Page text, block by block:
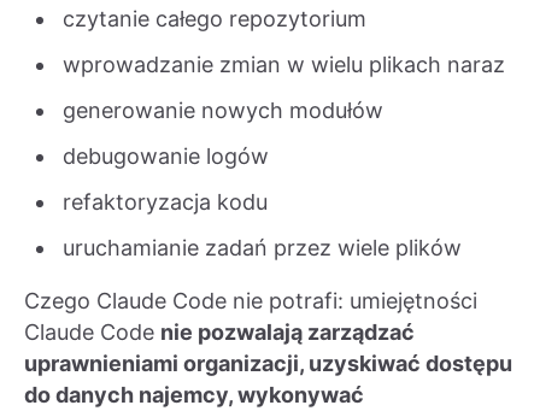
czytanie całego repozytorium
wprowadzanie zmian w wielu plikach naraz
generowanie nowych modułów
debugowanie logów
refaktoryzacja kodu
uruchamianie zadań przez wiele plików
Czego Claude Code nie potrafi: umiejętności
Claude Code nie pozwalają zarządzać
uprawnieniami organizacji, uzyskiwać dostępu
do danych najemcy, wykonywać